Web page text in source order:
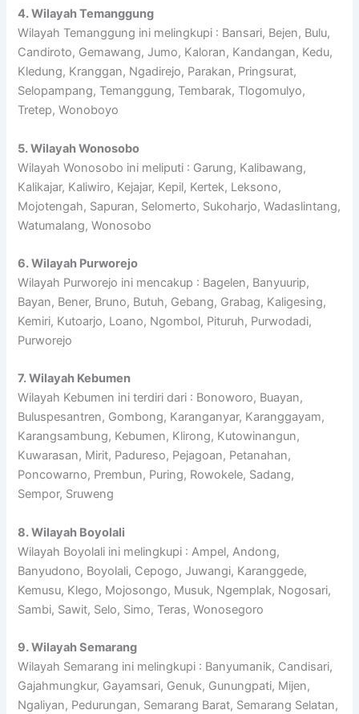
4. Wilayah Temanggung
Wilayah Temanggung ini melingkupi : Bansari, Bejen, Bulu,
Candiroto, Gemawang, Jumo, Kaloran, Kandangan, Kedu,
Kledung, Kranggan, Ngadirejo, Parakan, Pringsurat,
Selopampang, Temanggung, Tembarak, Tlogomulyo,
Tretep, Wonoboyo
5. Wilayah Wonosobo
Wilayah Wonosobo ini meliputi : Garung, Kalibawang,
Kalikajar, Kaliwiro, Kejajar, Kepil, Kertek, Leksono,
Mojotengah, Sapuran, Selomerto, Sukoharjo, Wadaslintang,
Watumalang, Wonosobo
6. Wilayah Purworejo
Wilayah Purworejo ini mencakup : Bagelen, Banyuurip,
Bayan, Bener, Bruno, Butuh, Gebang, Grabag, Kaligesing,
Kemiri, Kutoarjo, Loano, Ngombol, Pituruh, Purwodadi,
Purworejo
7. Wilayah Kebumen
Wilayah Kebumen ini terdiri dari : Bonoworo, Buayan,
Buluspesantren, Gombong, Karanganyar, Karanggayam,
Karangsambung, Kebumen, Klirong, Kutowinangun,
Kuwarasan, Mirit, Padureso, Pejagoan, Petanahan,
Poncowarno, Prembun, Puring, Rowokele, Sadang,
Sempor, Sruweng
8. Wilayah Boyolali
Wilayah Boyolali ini melingkupi : Ampel, Andong,
Banyudono, Boyolali, Cepogo, Juwangi, Karanggede,
Kemusu, Klego, Mojosongo, Musuk, Ngemplak, Nogosari,
Sambi, Sawit, Selo, Simo, Teras, Wonosegoro
9. Wilayah Semarang
Wilayah Semarang ini melingkupi : Banyumanik, Candisari,
Gajahmungkur, Gayamsari, Genuk, Gunungpati, Mijen,
Ngaliyan, Pedurungan, Semarang Barat, Semarang Selatan,